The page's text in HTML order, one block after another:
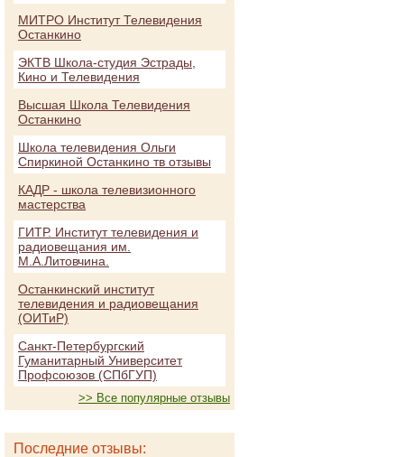
МИТРО Институт Телевидения
Останкино
ЭКТВ Школа-студия Эстрады,
Кино и Телевидения
Высшая Школа Телевидения
Останкино
Школа телевидения Ольги
Спиркиной Останкино тв отзывы
КАДР - школа телевизионного
мастерства
ГИТР. Институт телевидения и
радиовещания им.
М.А.Литовчина.
Останкинский институт
телевидения и радиовещания
(ОИТиР)
Санкт-Петербургский
Гуманитарный Университет
Профсоюзов (СПбГУП)
>> Все популярные отзывы
Последние отзывы: